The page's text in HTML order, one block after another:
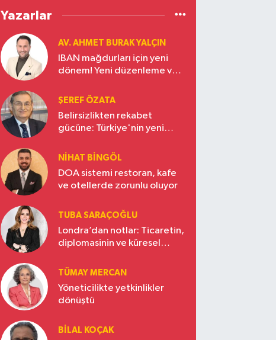
Yazarlar
AV. AHMET BURAK YALÇIN
IBAN mağdurları için yeni
dönem! Yeni düzenleme ve
ŞEREF ÖZATA
Belirsizlikten rekabet
gücüne: Türkiye'nin yeni
NIHAT BINGÖL
DOA sistemi restoran, kafe
ve otellerde zorunlu oluyor
TUBA SARAÇOĞLU
Londra’dan notlar: Ticaretin,
diplomasinin ve küresel
Türkiye’nin yükselen gücü
TÜMAY MERCAN
Yöneticilikte yetkinlikler
dönüştü
BILAL KOÇAK